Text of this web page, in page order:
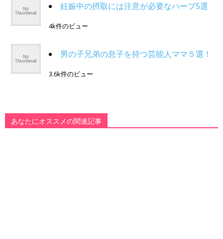
妊娠中の摂取には注意が必要なハーブ5選
4k件のビュー
男の子兄弟の息子を持つ芸能人ママ５選！
3.6k件のビュー
あなたにオススメの関連記事